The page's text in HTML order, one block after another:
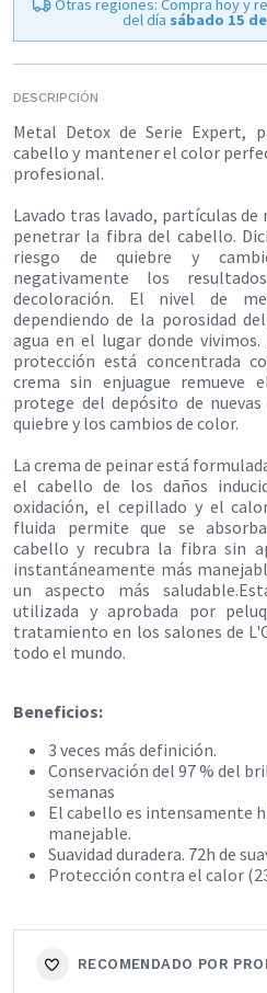
Otras regiones: Compra hoy y
del día sábado 15
DESCRIPCIÓN
Metal Detox de Serie Expert,
cabello y mantener el color
profesional.
Lavado tras lavado, partículas
penetrar la fibra del cabello.
riesgo de quiebre y
negativamente los
decoloración. El nivel de
dependiendo de la porosidad
agua en el lugar donde
protección está concentrada
crema sin enjuague
protege del depósito de
quiebre y los cambios de color.
La crema de peinar está
el cabello de los daños
oxidación, el cepillado y el
fluida permite que se
cabello y recubra la fibra sin
instantáneamente más
un aspecto más
utilizada y aprobada por
tratamiento en los salones de
todo el mundo.
Beneficios:
3 veces más definición.
Conservación del 97 % del
semanas
El cabello es intensamente
manejable.
Suavidad duradera. 72h de
Protección contra el calor
RECOMENDADO POR